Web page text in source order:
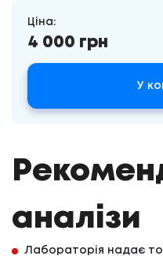
Ціна:
4 000 грн
У
аналізи
Лабораторія надає